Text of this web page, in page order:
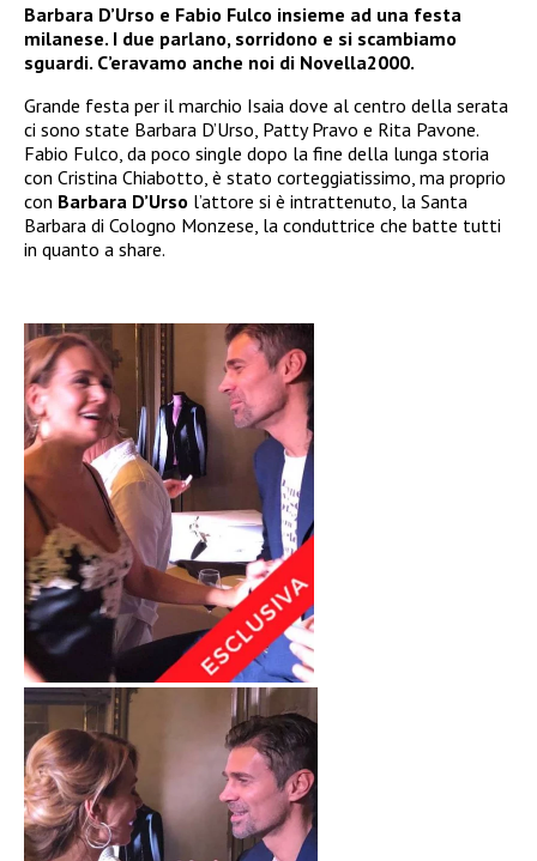
Barbara D’Urso e Fabio Fulco insieme ad una festa
milanese. I due parlano, sorridono e si scambiamo
sguardi. C’eravamo anche noi di Novella2000.
Grande festa per il marchio Isaia dove al centro della serata
ci sono state Barbara D’Urso, Patty Pravo e Rita Pavone.
Fabio Fulco, da poco single dopo la fine della lunga storia
con Cristina Chiabotto, è stato corteggiatissimo, ma proprio
con Barbara D’Urso l’attore si è intrattenuto, la Santa
Barbara di Cologno Monzese, la conduttrice che batte tutti
in quanto a share.